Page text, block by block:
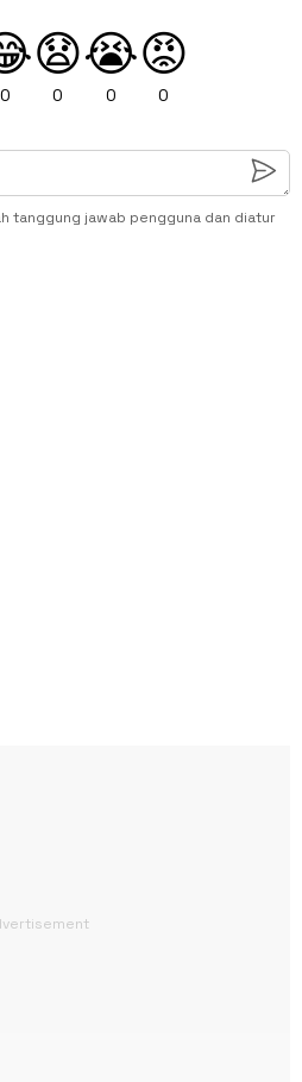
0
😧
0
😭
0
😡
0
tanggung jawab pengguna dan diatur